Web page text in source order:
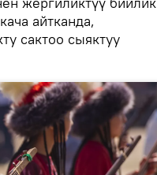
айтканда,
сактоо сыяктуу